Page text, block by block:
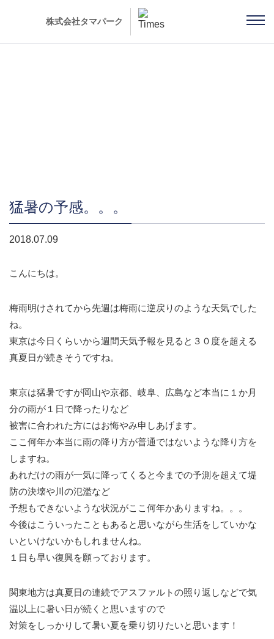
株式会社タマパーク
猛暑の予感。。。
2018.07.09
こんにちは。
梅雨明けされてから先週は梅雨に逆戻りのような天気でした
ね。
東京は今日くらいから週間天気予報を見ると３０度を超える
真夏日が続きそうですね。
東京は猛暑ですが岡山や京都、岐阜、広島など本当に１か月
分の雨が１日で降ったりなど
被害に合われた方にはお悔やみ申しあげます。
ここ何年か本当に雨の降り方が普通ではないような降り方を
しますね。
あれだけの雨が一気に降ってくると今までの予測を超えて堤
防の決壊や川の氾濫など
予想もできないような状況がここ何年かありますね。。。
今後はこういったこともあると思いながら生活をしていかな
いといけないかもしれませんね。
１日も早い復興を願っております。
関東地方は真夏日の連続でアスファルトの照り返しなどで気
温以上に暑い日が続くと思いますので
対策をしっかりして暑い夏を乗り切りたいと思います！